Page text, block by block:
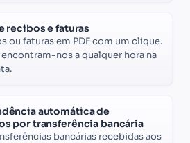
recibos e faturas
ou faturas em PDF com um clique.
nos a qualquer hora na
automática de
por transferência bancária
bancárias recebidas aos